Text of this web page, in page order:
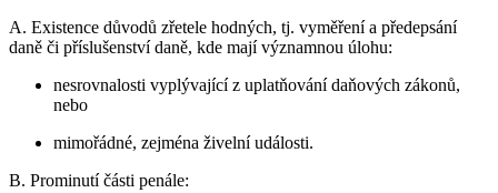
A. Existence důvodů zřetele hodných, tj. vyměření a předepsání
daně či příslušenství daně, kde mají významnou úlohu:
nesrovnalosti vyplývající z uplatňování daňových zákonů,
nebo
mimořádné, zejména živelní události.
B. Prominutí části penále: